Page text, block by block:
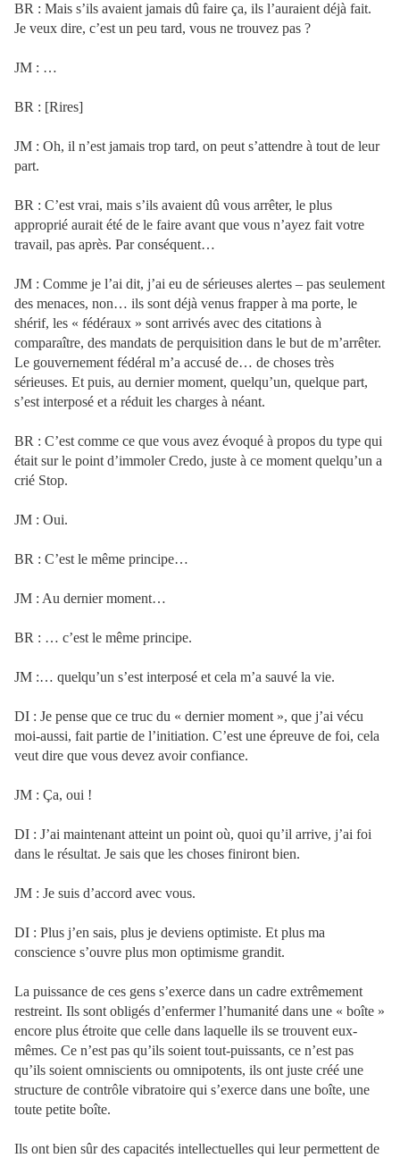
BR : Mais s’ils avaient jamais dû faire ça, ils l’auraient déjà fait.
Je veux dire, c’est un peu tard, vous ne trouvez pas ?
JM : …
BR : [Rires]
JM : Oh, il n’est jamais trop tard, on peut s’attendre à tout de leur
part.
BR : C’est vrai, mais s’ils avaient dû vous arrêter, le plus
approprié aurait été de le faire avant que vous n’ayez fait votre
travail, pas après. Par conséquent…
JM : Comme je l’ai dit, j’ai eu de sérieuses alertes – pas seulement
des menaces, non… ils sont déjà venus frapper à ma porte, le
shérif, les « fédéraux » sont arrivés avec des citations à
comparaître, des mandats de perquisition dans le but de m’arrêter.
Le gouvernement fédéral m’a accusé de… de choses très
sérieuses. Et puis, au dernier moment, quelqu’un, quelque part,
s’est interposé et a réduit les charges à néant.
BR : C’est comme ce que vous avez évoqué à propos du type qui
était sur le point d’immoler Credo, juste à ce moment quelqu’un a
crié Stop.
JM : Oui.
BR : C’est le même principe…
JM : Au dernier moment…
BR : … c’est le même principe.
JM :… quelqu’un s’est interposé et cela m’a sauvé la vie.
DI : Je pense que ce truc du « dernier moment », que j’ai vécu
moi-aussi, fait partie de l’initiation. C’est une épreuve de foi, cela
veut dire que vous devez avoir confiance.
JM : Ça, oui !
DI : J’ai maintenant atteint un point où, quoi qu’il arrive, j’ai foi
dans le résultat. Je sais que les choses finiront bien.
JM : Je suis d’accord avec vous.
DI : Plus j’en sais, plus je deviens optimiste. Et plus ma
conscience s’ouvre plus mon optimisme grandit.
La puissance de ces gens s’exerce dans un cadre extrêmement
restreint. Ils sont obligés d’enfermer l’humanité dans une « boîte »
encore plus étroite que celle dans laquelle ils se trouvent eux-
mêmes. Ce n’est pas qu’ils soient tout-puissants, ce n’est pas
qu’ils soient omniscients ou omnipotents, ils ont juste créé une
structure de contrôle vibratoire qui s’exerce dans une boîte, une
toute petite boîte.
Ils ont bien sûr des capacités intellectuelles qui leur permettent de